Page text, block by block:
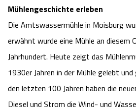
Camping
Urlaub auf dem
Urlaub mit Hund
Reiten
Kutschen
Regionale
Wildpark Lüneburger
Wildpark Schwarze
Otter Zentrum
Wildpark Müden
Kulinarisches
Unterkünfte
Veranstaltungen &
Mühlengeschichte erleben
Die Amtswassermühle in Moisburg
erwähnt wurde eine Mühle an diesem
Jahrhundert. Heute zeigt das
1930er Jahren in der Mühle gelebt
den letzten 100 Jahren haben die
Diesel und Strom die Wind- und